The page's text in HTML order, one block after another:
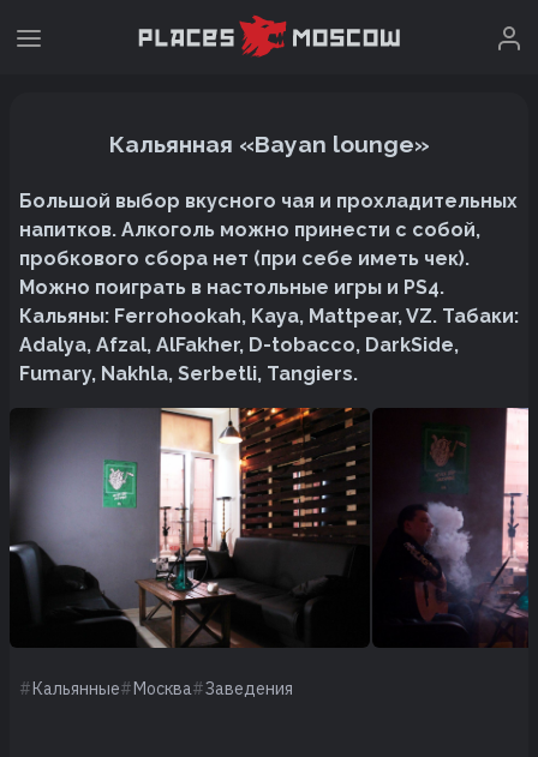
Кальянная «Bayan lounge»
Большой выбор вкусного чая и прохладительных
напитков. Алкоголь можно принести с собой,
пробкового сбора нет (при себе иметь чек).
Можно поиграть в настольные игры и PS4.
Кальяны: Ferrohookah, Kaya, Mattpear, VZ. Табаки:
Adalya, Afzal, AlFakher, D-tobacco, DarkSide,
Fumary, Nakhla, Serbetli, Tangiers.
Кальянные Москва Заведения